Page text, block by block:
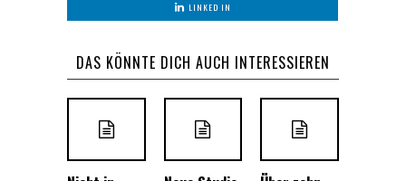
LINKED IN
DAS KÖNNTE DICH AUCH INTERESSIEREN